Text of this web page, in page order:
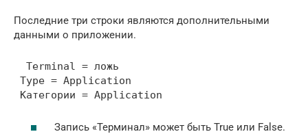
Последние три строки являются дополнительными
данными о приложении.
  Terminal = ложь
Type = Application
Категории = Application
Запись «Терминал» может быть True или False.